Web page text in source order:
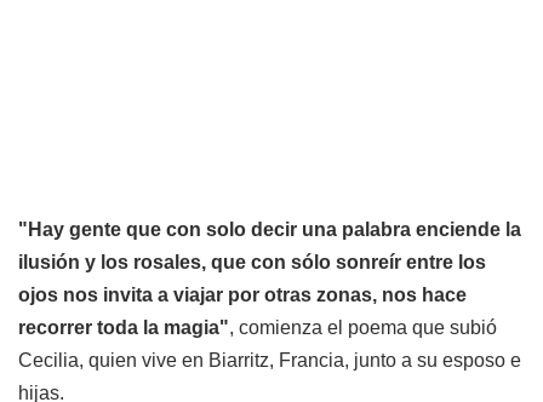
"Hay gente que con solo decir una palabra enciende la
ilusión y los rosales, que con sólo sonreír entre los
ojos nos invita a viajar por otras zonas, nos hace
recorrer toda la magia", comienza el poema que subió
Cecilia, quien vive en Biarritz, Francia, junto a su esposo e
hijas.